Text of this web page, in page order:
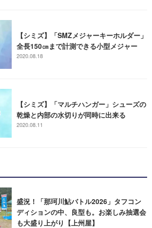
【シミズ】「SMZメジャーキーホルダー」
全長150㎝まで計測できる小型メジャー
2020.08.18
【シミズ】「マルチハンガー」シューズの
乾燥と内部の水切りが同時に出来る
2020.08.11
盛況！「那珂川鮎バトル2026」タフコン
ディションの中、良型も。お楽しみ抽選会
も大盛り上がり【上州屋】